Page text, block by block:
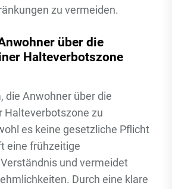
zu vermeiden.
über die
Halteverbotszone
die Anwohner über die
Halteverbotszone zu
es keine gesetzliche Pflicht
eine frühzeitige
und vermeidet
Durch eine klare